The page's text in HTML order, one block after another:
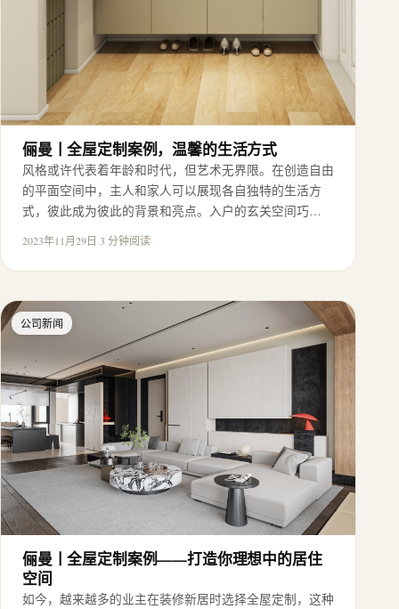
俪曼丨全屋定制案例，温馨的生活方式
风格或许代表着年龄和时代，但艺术无界限。在创造自由
的平面空间中，主人和家人可以展现各自独特的生活方
式，彼此成为彼此的背景和亮点。入户的玄关空间巧…
2023年11月29日·3 分钟阅读
公司新闻
俪曼丨全屋定制案例——打造你理想中的居住
空间
如今，越来越多的业主在装修新居时选择全屋定制，这种